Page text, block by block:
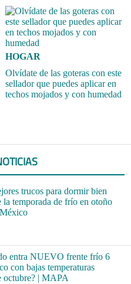
HOGAR
Olvídate de las goteras con este
sellador que puedes aplicar en
techos mojados y con humedad
trucos para dormir bien
la temporada de frío en otoño
entra NUEVO frente frío 6
con bajas temperaturas
octubre? | MAPA